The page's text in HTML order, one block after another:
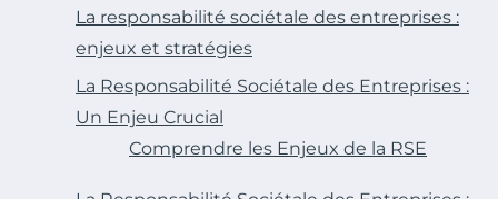
La responsabilité sociétale des entreprises :
enjeux et stratégies
La Responsabilité Sociétale des Entreprises :
Un Enjeu Crucial
Comprendre les Enjeux de la RSE